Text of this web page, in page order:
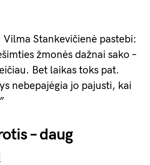
Vilma Stankevičienė pastebi:
žmonės dažnai sako –
Bet laikas toks pat.
nebepajėgia jo pajusti, kai
– daug